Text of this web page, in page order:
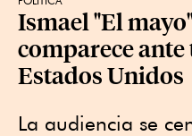
Ismael "El
comparece
Estados Unidos
La audiencia se